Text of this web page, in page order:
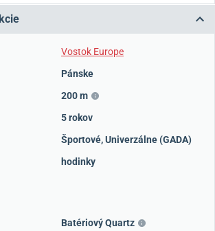
Vostok Europe
Pánske
200 m
5 rokov
Športové,Univerzálne (GADA)
hodinky
Batériový Quartz